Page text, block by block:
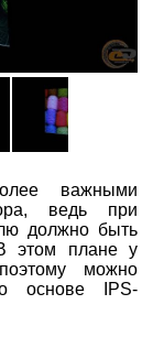
важными
ведь при
должно быть
этом плане у
можно
основе IPS-